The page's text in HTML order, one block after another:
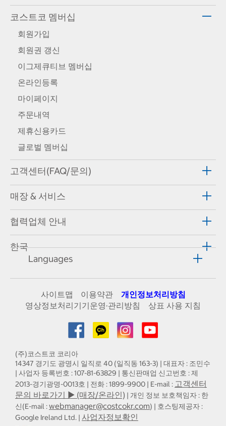
코스트코 멤버십
회원가입
회원권 갱신
이그제큐티브 멤버십
온라인등록
마이페이지
주문내역
제휴신용카드
글로벌 멤버십
고객센터(FAQ/문의)
매장 & 서비스
협력업체 안내
한국
Languages
사이트맵 이용약관
개인정보처리방침
영상정보처리기기운영·관리방침
상표 사용 지침
(주)코스트코 코리아
14347 경기도 광명시 일직로 40 (일직동 163-3) | 대표자 : 조민수
| 사업자 등록번호 : 107-81-63829 | 통신판매업 신고번호 : 제
2013-경기광명-0013호 | 전화 : 1899-9900 | E-mail : 고객센터
문의 바로가기 ▶ (매장/온라인) | 개인 정보 보호책임자 : 한
신(E-mail :webmanager@costcokr.com) | 호스팅제공자 :
Google Ireland Ltd. | 사업자정보확인